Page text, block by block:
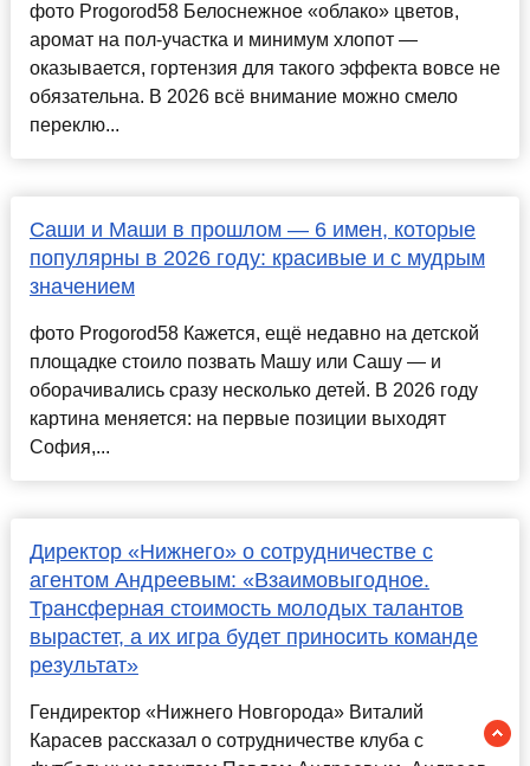
фото Progorod58 Белоснежное «облако» цветов,
аромат на пол-участка и минимум хлопот —
оказывается, гортензия для такого эффекта вовсе не
обязательна. В 2026 всё внимание можно смело
переклю...
Саши и Маши в прошлом — 6 имен, которые
популярны в 2026 году: красивые и с мудрым
значением
фото Progorod58 Кажется, ещё недавно на детской
площадке стоило позвать Машу или Сашу — и
оборачивались сразу несколько детей. В 2026 году
картина меняется: на первые позиции выходят
София,...
Директор «Нижнего» о сотрудничестве с
агентом Андреевым: «Взаимовыгодное.
Трансферная стоимость молодых талантов
вырастет, а их игра будет приносить команде
результат»
Гендиректор «Нижнего Новгорода» Виталий
Карасев рассказал о сотрудничестве клуба с